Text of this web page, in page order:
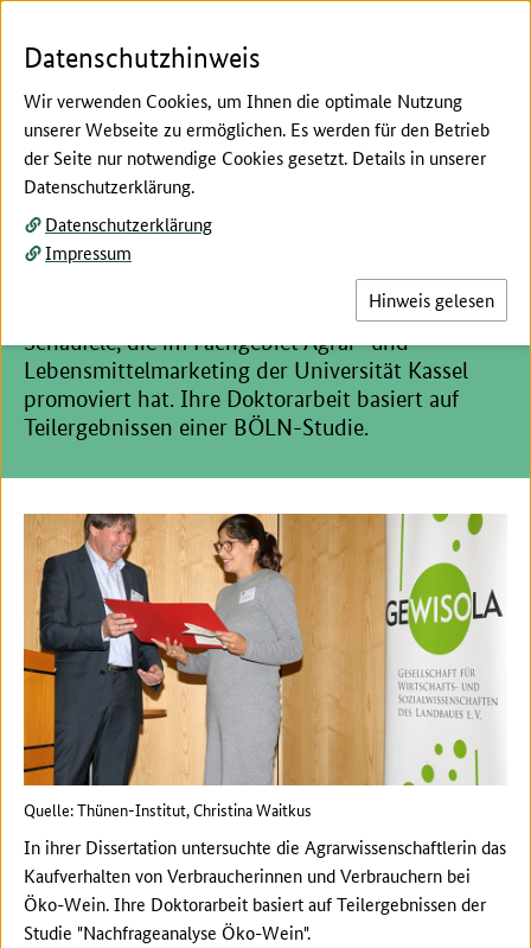
Hier beginnt der Hauptinhalt dieser Seite
GEWISOLA-Preis 2019 für
BÖLN-Ökoweinstudie
Der GEWISOLA-Preis 2019 ging an Dr. Isabel
Schäufele, die im Fachgebiet Agrar- und
Lebensmittelmarketing der Universität Kassel
promoviert hat. Ihre Doktorarbeit basiert auf
Teilergebnissen einer BÖLN-Studie.
Quelle: Thünen-Institut, Christina Waitkus
In ihrer Dissertation untersuchte die Agrarwissenschaftlerin das
Kaufverhalten von Verbraucherinnen und Verbrauchern bei
Öko-Wein. Ihre Doktorarbeit basiert auf Teilergebnissen der
Studie "Nachfrageanalyse Öko-Wein".
Datenschutzhinweis
Wir verwenden Cookies, um Ihnen die optimale Nutzung
unserer Webseite zu ermöglichen. Es werden für den Betrieb
der Seite nur notwendige Cookies gesetzt. Details in unserer
Datenschutzerklärung.
Datenschutzerklärung
Impressum
Hinweis gelesen